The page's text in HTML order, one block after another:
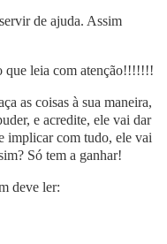
de ajuda. Assim
que leia com atenção!!!!!!!
as coisas à sua maneira,
e acredite, ele vai dar
implicar com tudo, ele vai
Só tem a ganhar!
deve ler: